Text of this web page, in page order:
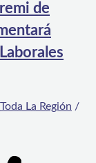
de
Toda La Región /